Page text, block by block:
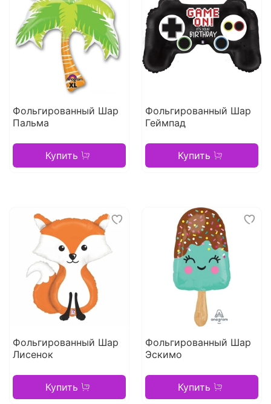
Фольгированный Шар
Пальма
Купить
Фольгированный Шар
Геймпад
Купить
Фольгированный Шар
Лисенок
Купить
Фольгированный Шар
Эскимо
Купить